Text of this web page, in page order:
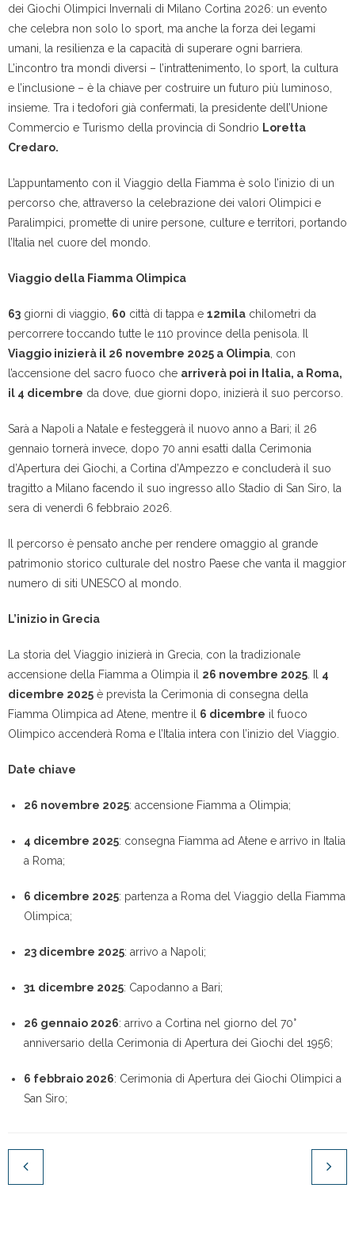
dei Giochi Olimpici Invernali di Milano Cortina 2026: un evento
che celebra non solo lo sport, ma anche la forza dei legami
umani, la resilienza e la capacità di superare ogni barriera.
L’incontro tra mondi diversi – l’intrattenimento, lo sport, la cultura
e l’inclusione – è la chiave per costruire un futuro più luminoso,
insieme. Tra i tedofori già confermati, la presidente dell’Unione
Commercio e Turismo della provincia di Sondrio Loretta
Credaro.
L’appuntamento con il Viaggio della Fiamma è solo l’inizio di un
percorso che, attraverso la celebrazione dei valori Olimpici e
Paralimpici, promette di unire persone, culture e territori, portando
l’Italia nel cuore del mondo.
Viaggio della Fiamma Olimpica
63 giorni di viaggio, 60 città di tappa e 12mila chilometri da
percorrere toccando tutte le 110 province della penisola. Il
Viaggio inizierà il 26 novembre 2025 a Olimpia , con
l’accensione del sacro fuoco che arriverà poi in Italia, a Roma,
il 4 dicembre da dove, due giorni dopo, inizierà il suo percorso.
Sarà a Napoli a Natale e festeggerà il nuovo anno a Bari; il 26
gennaio tornerà invece, dopo 70 anni esatti dalla Cerimonia
d’Apertura dei Giochi, a Cortina d’Ampezzo e concluderà il suo
tragitto a Milano facendo il suo ingresso allo Stadio di San Siro, la
sera di venerdì 6 febbraio 2026.
Il percorso è pensato anche per rendere omaggio al grande
patrimonio storico culturale del nostro Paese che vanta il maggior
numero di siti UNESCO al mondo.
L’inizio in Grecia
La storia del Viaggio inizierà in Grecia, con la tradizionale
accensione della Fiamma a Olimpia il 26 novembre 2025
4
dicembre 2025 è prevista la Cerimonia di consegna della
Fiamma Olimpica ad Atene, mentre il 6 dicembre il fuoco
Olimpico accenderà Roma e l’Italia intera con l’inizio del Viaggio.
Date chiave
26 novembre 2025: accensione Fiamma a Olimpia;
4 dicembre 2025: consegna Fiamma ad Atene e arrivo in Italia
a Roma;
6 dicembre 2025: partenza a Roma del Viaggio della Fiamma
Olimpica;
23 dicembre 2025: arrivo a Napoli;
31 dicembre 2025: Capodanno a Bari;
26 gennaio 2026: arrivo a Cortina nel giorno del 70°
anniversario della Cerimonia di Apertura dei Giochi del 1956;
6 febbraio 2026: Cerimonia di Apertura dei Giochi Olimpici a
San Siro;